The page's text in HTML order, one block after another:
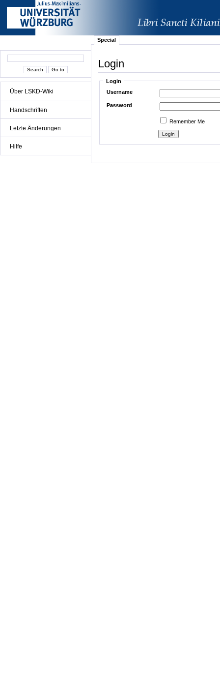
Über LSKD-Wiki
Handschriften
Letzte Änderungen
Hilfe
Special
Login
Login
Username
Password
Remember Me